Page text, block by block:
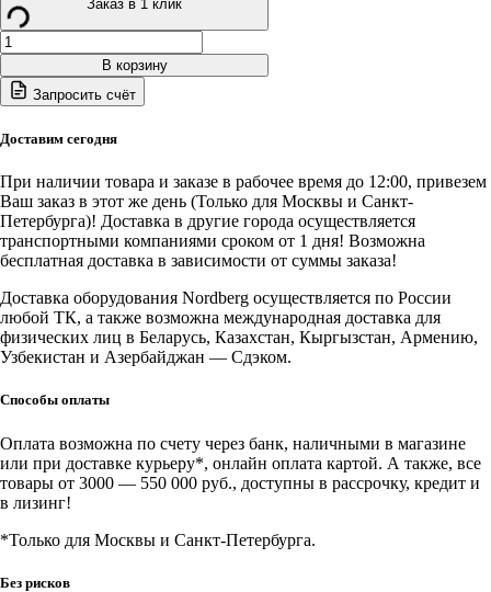
Заказ в 1 клик
Количество
товара
N37S
NORDBERG
для
(траверса
с
резьбовым
регулятором),
г/
680
кг
В корзину
Запросить счёт
Доставим сегодня
При наличии товара и заказе в рабочее время до 12:00, привезем
Ваш заказ в этот же день (Только для Москвы и Санкт-
Петербурга)! Доставка в другие города осуществляется
транспортными компаниями сроком от 1 дня! Возможна
бесплатная доставка в зависимости от суммы заказа!
Доставка оборудования Nordberg осуществляется по России
любой ТК, а также возможна международная доставка для
физических лиц в Беларусь, Казахстан, Кыргызстан, Армению,
Узбекистан и Азербайджан — Сдэком.
Способы оплаты
Оплата возможна по счету через банк, наличными в магазине
или при доставке курьеру*, онлайн оплата картой. А также, все
товары от 3000 — 550 000 руб., доступны в рассрочку, кредит и
в лизинг!
*Только для Москвы и Санкт-Петербурга.
Без рисков